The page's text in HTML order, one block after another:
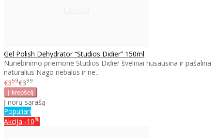
Gel Polish Dehydrator “Studios Didier” 150ml
Nuriebinimo priemonė Studios Didier švelniai nusausina ir pašalina
naturalius Nago riebalus ir ne..
€359€399
Į norų sąrašą
Populiari
Akcija -10%